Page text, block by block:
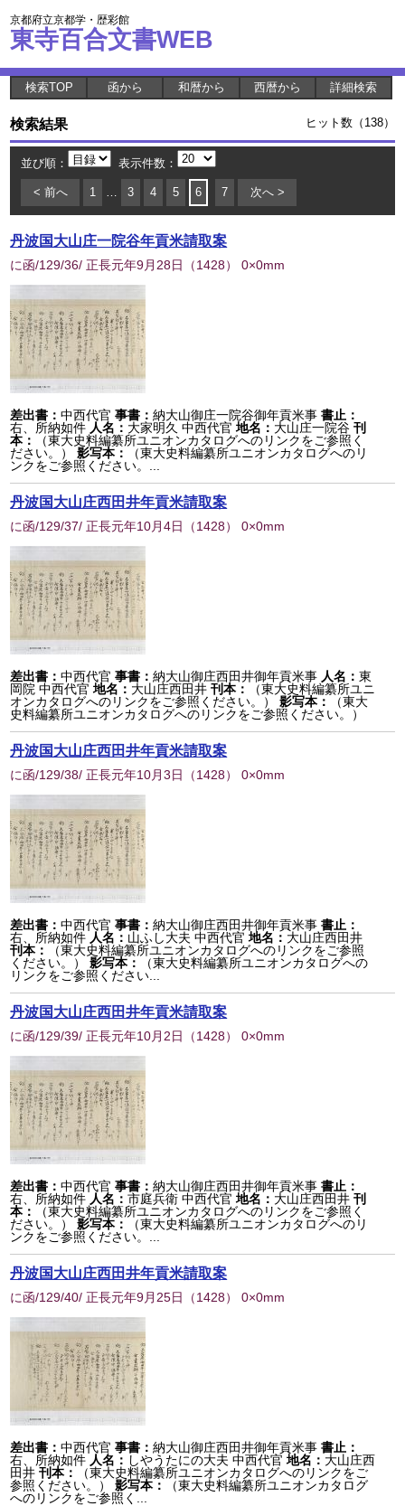
京都府立京都学・歴彩館
東寺百合文書WEB
検索TOP 函から 和暦から 西暦から 詳細検索
検索結果 ヒット数（138）
並び順： 表示件数：
< 前へ 1 … 3 4 5 6 7 次へ >
丹波国大山庄一院谷年貢米請取案
に函/129/36/ 正長元年9月28日 （1428） 0×0mm
差出書：中西代官 事書：納大山御庄一院谷御年貢米事書止：
右、所納如件 人名： 大家明久 中西代官 地名： 大山庄一院谷 刊
本：
（東大史料編纂所ユニオンカタログへのリンクをご参照く
ださい。）
影写本：
（東大史料編纂所ユニオンカタログへのリ
ンクをご参照ください。...
丹波国大山庄西田井年貢米請取案
に函/129/37/ 正長元年10月4日 （1428） 0×0mm
差出書：中西代官 事書：納大山御庄西田井御年貢米事 人名：東
岡院 中西代官 地名： 大山庄西田井 刊本：
（東大史料編纂所ユニ
オンカタログへのリンクをご参照ください。）
影写本：
（東大
史料編纂所ユニオンカタログへのリンクをご参照ください。）
丹波国大山庄西田井年貢米請取案
に函/129/38/ 正長元年10月3日 （1428） 0×0mm
差出書：中西代官 事書：納大山御庄西田井御年貢米事書止：
右、所納如件 人名： 山ふし大夫 中西代官 地名： 大山庄西田井
刊本：
（東大史料編纂所ユニオンカタログへのリンクをご参照
ください。）
影写本：
（東大史料編纂所ユニオンカタログへの
リンクをご参照ください...
丹波国大山庄西田井年貢米請取案
に函/129/39/ 正長元年10月2日 （1428） 0×0mm
差出書：中西代官 事書：納大山御庄西田井御年貢米事書止：
右、所納如件 人名：市庭兵衛 中西代官 地名： 大山庄西田井 刊
本：
（東大史料編纂所ユニオンカタログへのリンクをご参照く
ださい。）
影写本：
（東大史料編纂所ユニオンカタログへのリ
ンクをご参照ください。...
丹波国大山庄西田井年貢米請取案
に函/129/40/ 正長元年9月25日 （1428） 0×0mm
差出書：中西代官 事書：納大山御庄西田井御年貢米事書止：
右、所納如件 人名： しやうたにの大夫 中西代官 地名： 大山庄西
田井 刊本：
（東大史料編纂所ユニオンカタログへのリンクをご
参照ください。）
影写本：
（東大史料編纂所ユニオンカタログ
へのリンクをご参照く...